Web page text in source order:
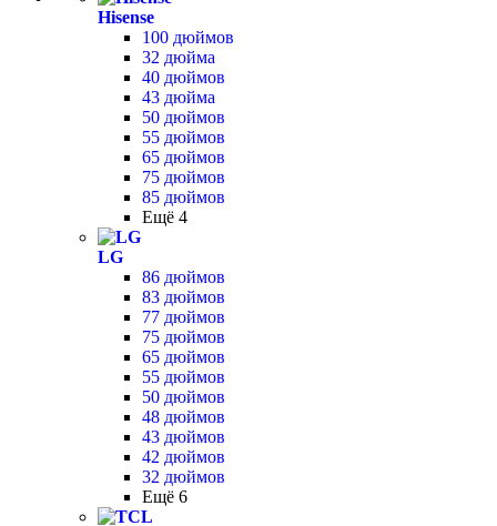
Hisense
100 дюймов
32 дюйма
40 дюймов
43 дюйма
50 дюймов
55 дюймов
65 дюймов
75 дюймов
85 дюймов
Ещё 4
LG
86 дюймов
83 дюймов
77 дюймов
75 дюймов
65 дюймов
55 дюймов
50 дюймов
48 дюймов
43 дюймов
42 дюймов
32 дюймов
Ещё 6